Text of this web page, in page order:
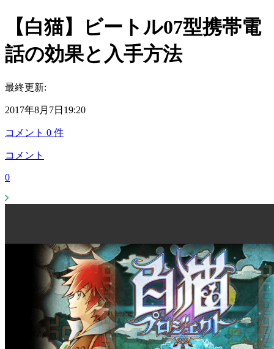
【白猫】ビートル07型携帯電
話の効果と入手方法
最終更新:
2017年8月7日19:20
コメント 0 件
コメント
0